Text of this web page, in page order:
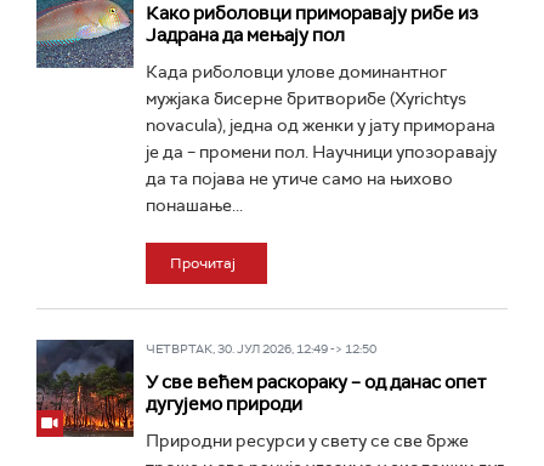
Како риболовци приморавају рибе из
Јадрана да мењају пол
Када риболовци улове доминантног
мужјака бисерне бритворибе (Xyrichtys
novacula), једна од женки у јату приморана
је да – промени пол. Научници упозоравају
да та појава не утиче само на њихово
понашање...
Прочитај
ЧЕТВРТАК, 30. ЈУЛ 2026, 12:49 -> 12:50
У све већем раскораку – од данас опет
дугујемо природи
Природни ресурси у свету се све брже